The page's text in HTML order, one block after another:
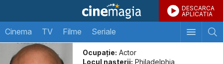
DESCARCA
APLICATIA
Cinema TV Filme Seriale
Ocupație: Actor
Locul naşterii: Philadelphia,